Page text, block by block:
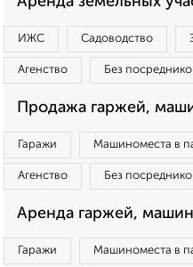
ИЖС Садоводство
Агенство Без
Продажа гаржей,
Гаражи Машиноместа в
Агенство Без
Аренда гаржей,
Гаражи Машиноместа в